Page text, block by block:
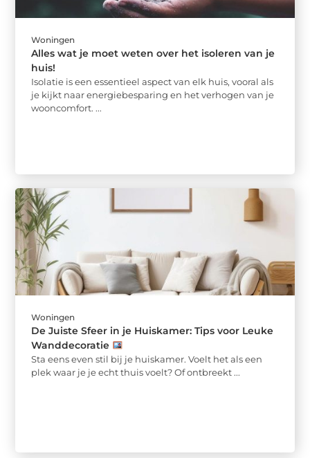
Woningen
Alles wat je moet weten over het isoleren van je
huis!
Isolatie is een essentieel aspect van elk huis, vooral als
je kijkt naar energiebesparing en het verhogen van je
wooncomfort. ...
Woningen
De Juiste Sfeer in je Huiskamer: Tips voor Leuke
Wanddecoratie
Sta eens even stil bij je huiskamer. Voelt het als een
plek waar je je echt thuis voelt? Of ontbreekt ...